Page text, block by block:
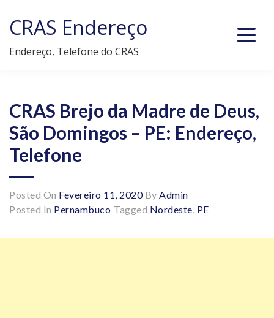
content
CRAS Endereço
Endereço, Telefone do CRAS
CRAS Brejo da Madre de Deus,
São Domingos – PE: Endereço,
Telefone
Posted On Fevereiro 11, 2020By Admin
Posted In Pernambuco Tagged Nordeste, PE